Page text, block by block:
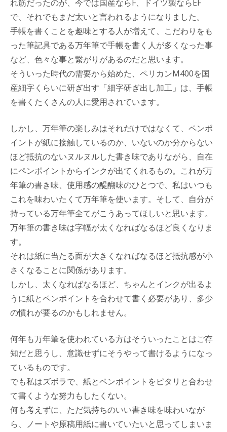
れ筋だったのが、今では国産ならF、ドイツ製ならEF
で、それでもまだ太いと言われるようになりました。
手帳を書くことを趣味とする人が増えて、こだわりをも
った筆記具である万年筆で手帳を書く人が多くなった事
など、色々な事と繋がりがあるのだと思います。
そういった時代の需要から始めた、ペリカンM400を国
産細字くらいに研ぎ出す「細字研ぎ出し加工」は、手帳
を書くたくさんの人に愛用されています。
しかし、万年筆の楽しみはそれだけではなくて、ペンポ
イントが紙に接触しているのか、いないのか分からない
ほど抵抗のないヌルヌルした書き味でありながら、自在
にペンポイントからインクが出てくれるもの。これが万
年筆の書き味、使用感の醍醐味のひとつで、私はいつも
これを味わいたくて万年筆を使います。そして、自分が
持っている万年筆全てがこうあってほしいと思います。
万年筆の書き味は字幅が太くなればなるほど良くなりま
す。
それは紙に当たる面が大きくなればなるほど抵抗感が小
さくなることに関係があります。
しかし、太くなればなるほど、ちゃんとインクが出るよ
うに紙とペンポイントを合わせて書く必要があり、多少
の慣れが要るのかもしれません。
何年も万年筆を使われている方はそういったことはご存
知だと思うし、意識せずにそうやって書けるようになっ
ているものです。
でも私はズボラで、紙とペンポイントをピタリと合わせ
て書くような努力もしたくない。
何も考えずに、ただ気持ちのいい書き味を味わいなが
ら、ノートや原稿用紙に書いていたいと思ってしまいま